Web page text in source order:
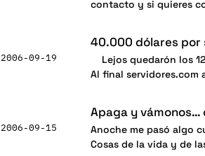
contacto y si quieres
2006-09-19
40.000 dólares por
Lejos quedarón los
Al final servidores.com
2006-09-15
Apaga y
Anoche me pasó algo
Cosas de la vida y de